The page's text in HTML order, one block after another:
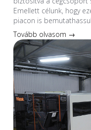
Emellett célunk, hogy
piacon is
Tovább olvasom →